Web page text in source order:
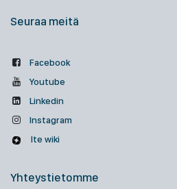
Seuraa meitä
Facebook
Youtube
Linkedin
Instagram
Ite wiki
Yhteystietomme